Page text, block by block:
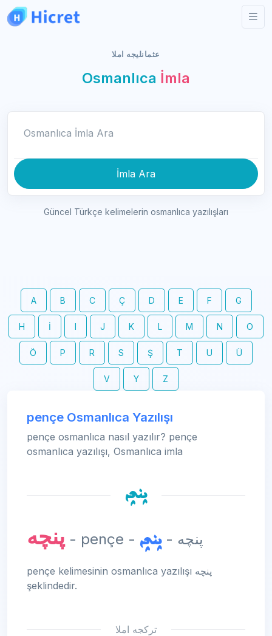
عثمانليجه املا
Osmanlıca İmla
İmla Ara
Güncel Türkçe kelimelerin osmanlıca yazılışları
A B C Ç D E F G
H İ I J K L M N O
Ö P R S Ş T U Ü
V Y Z
pençe Osmanlıca Yazılışı
pençe osmanlıca nasıl yazılır? pençe
osmanlıca yazılışı, Osmanlıca imla
پنچه
پنچه - pençe - پنچه -پنچه
pençe kelimesinin osmanlıca yazılışı پنچه
şeklindedir.
تركجه املا